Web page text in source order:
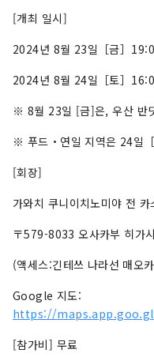
[개최 일시]
2024년 8월 23일［금］
2024년 8월 24일［토］
※ 8월 23일 [금]은, 우산 반
※ 푸드・연일 지역은 24일
[회장]
가와치 쿠니이치노미야 전
〒579-8033 오사카부 히가
(액세스:긴테쓰 나라선 매오
Google 지도:
https://
[참가비] 무료